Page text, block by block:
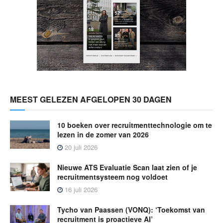
MEEST GELEZEN AFGELOPEN 30 DAGEN
10 boeken over recruitmenttechnologie om te
lezen in de zomer van 2026
20 juli 2026
Nieuwe ATS Evaluatie Scan laat zien of je
recruitmentsysteem nog voldoet
16 juli 2026
Tycho van Paassen (VONQ): ‘Toekomst van
recruitment is proactieve AI’